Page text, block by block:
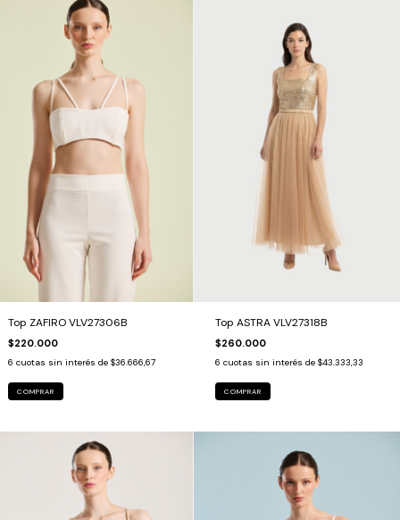
Top ZAFIRO VLV27306B
$220.000
6 cuotas sin interés de $36.666,67
COMPRAR
Top ASTRA VLV27318B
$260.000
6 cuotas sin interés de $43.333,33
COMPRAR